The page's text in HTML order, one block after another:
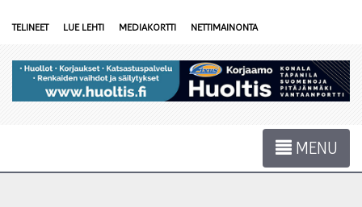
TELINEET LUE LEHTI MEDIAKORTTI NETTIMAINONTA
MENU